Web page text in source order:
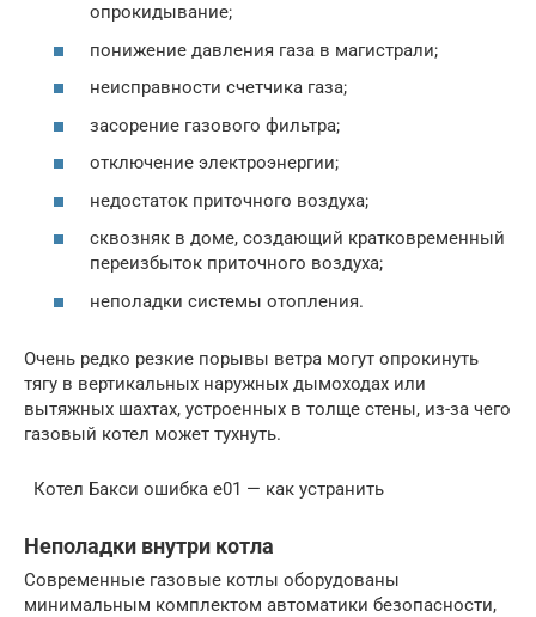
опрокидывание;
понижение давления газа в магистрали;
неисправности счетчика газа;
засорение газового фильтра;
отключение электроэнергии;
недостаток приточного воздуха;
сквозняк в доме, создающий кратковременный
переизбыток приточного воздуха;
неполадки системы отопления.
Очень редко резкие порывы ветра могут опрокинуть
тягу в вертикальных наружных дымоходах или
вытяжных шахтах, устроенных в толще стены, из-за чего
газовый котел может тухнуть.
Котел Бакси ошибка е01 — как устранить
Неполадки внутри котла
Современные газовые котлы оборудованы
минимальным комплектом автоматики безопасности,